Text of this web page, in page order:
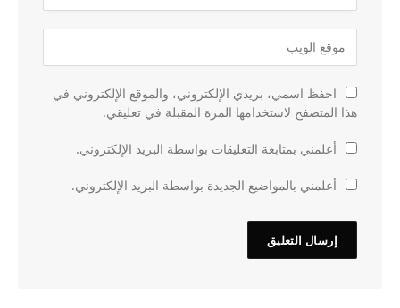
احفظ اسمي، بريدي الإلكتروني، والموقع الإلكتروني في
هذا المتصفح لاستخدامها المرة المقبلة في تعليقي.
أعلمني بمتابعة التعليقات بواسطة البريد الإلكتروني.
أعلمني بالمواضيع الجديدة بواسطة البريد الإلكتروني.